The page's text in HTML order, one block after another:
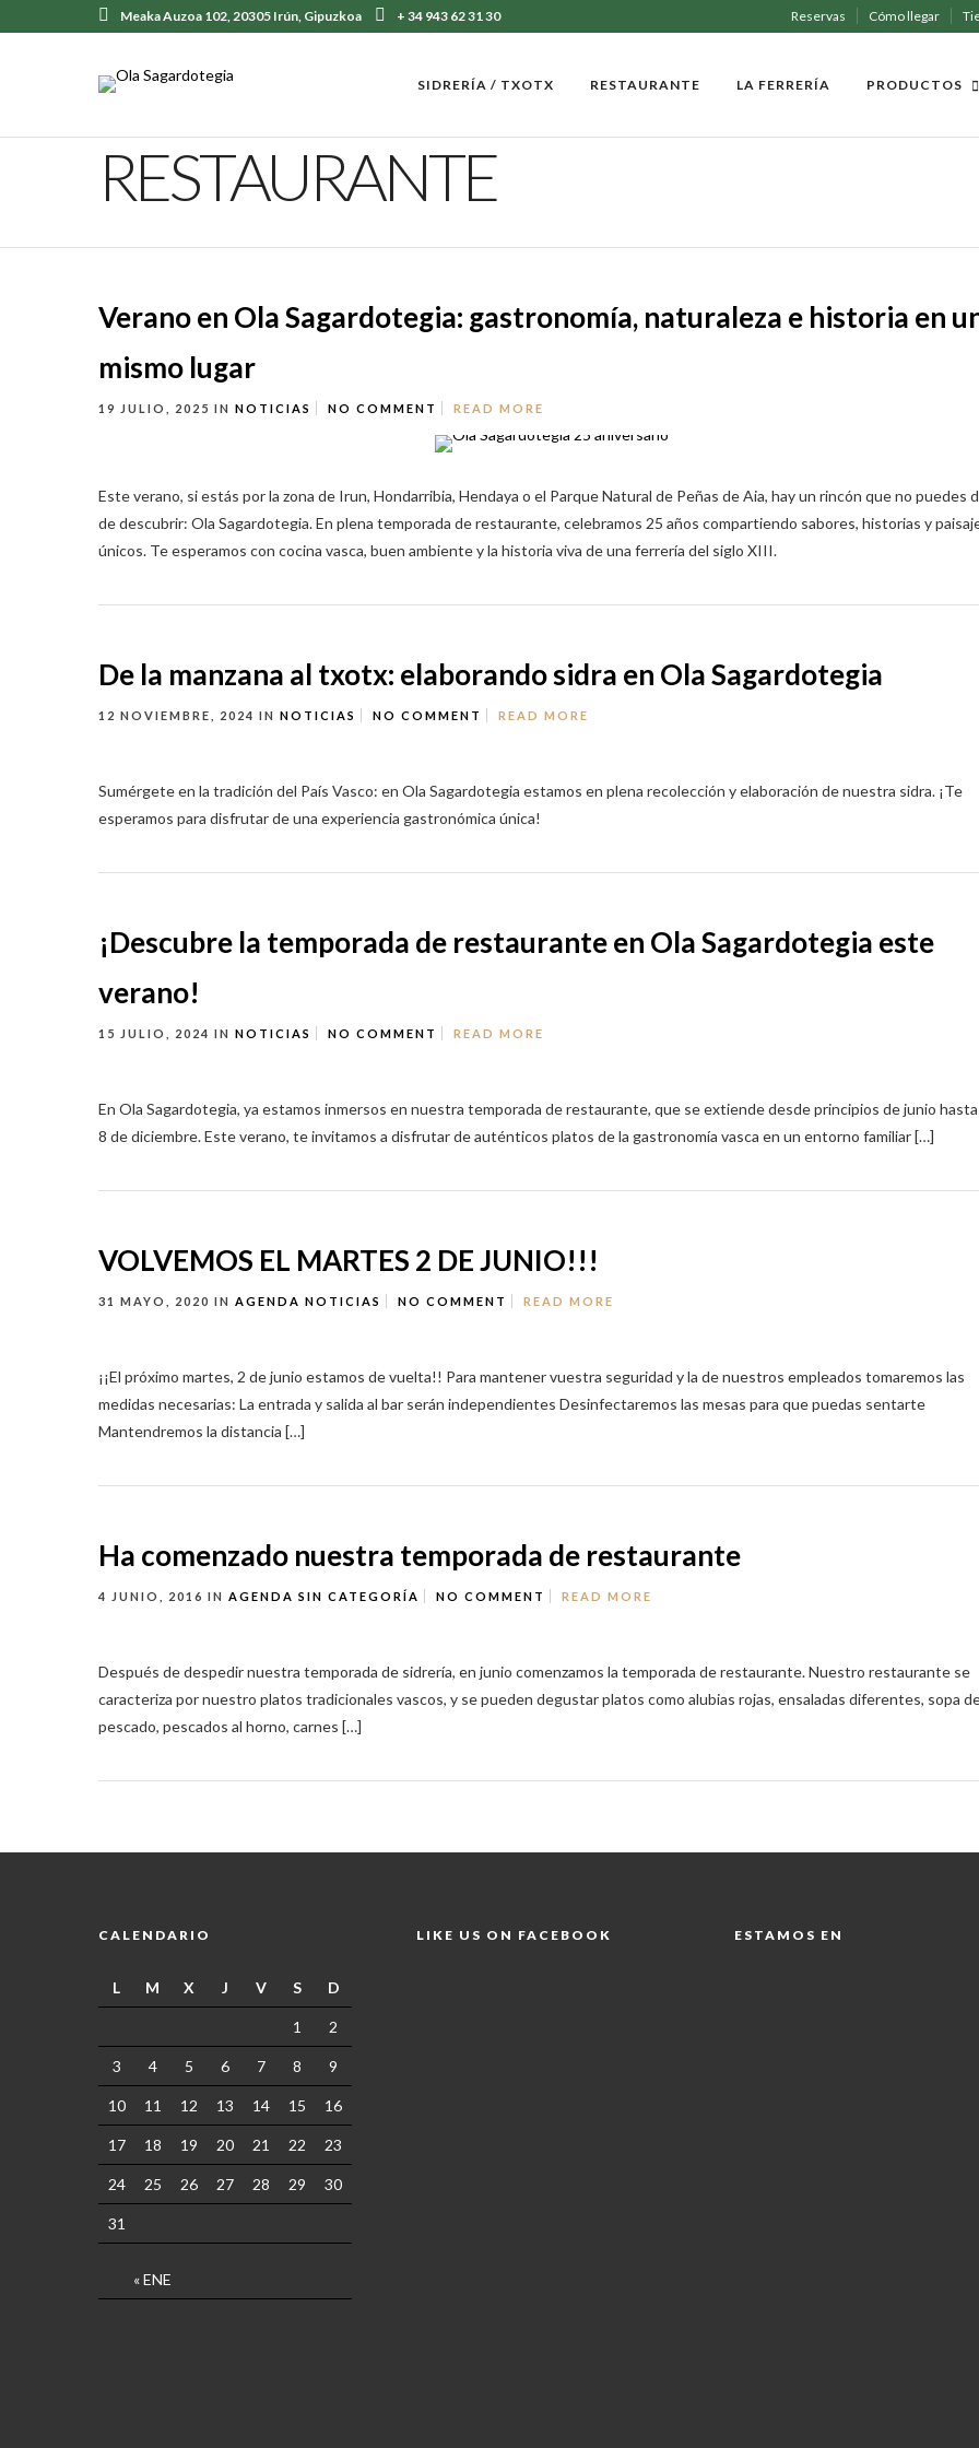
Reservas Cómo llegar
Meaka Auzoa 102, 20305 Irún, Gipuzkoa + 34 943 62 31 30
SIDRERÍA / TXOTX RESTAURANTE LA FERRERÍA PRODUCTOS
RESTAURANTE
Verano en Ola Sagardotegia: gastronomía, naturaleza e historia en
mismo lugar
19 JULIO, 2025 IN NOTICIAS NO COMMENT READ MORE
Este verano, si estás por la zona de Irun, Hondarribia, Hendaya o el Parque Natural de Peñas de Aia, hay un rincón que no puedes
de descubrir: Ola Sagardotegia. En plena temporada de restaurante, celebramos 25 años compartiendo sabores, historias y
únicos. Te esperamos con cocina vasca, buen ambiente y la historia viva de una ferrería del siglo XIII.
De la manzana al txotx: elaborando sidra en Ola Sagardotegia
12 NOVIEMBRE, 2024 IN NOTICIAS NO COMMENT READ MORE
Sumérgete en la tradición del País Vasco: en Ola Sagardotegia estamos en plena recolección y elaboración de nuestra sidra. ¡Te
esperamos para disfrutar de una experiencia gastronómica única!
¡Descubre la temporada de restaurante en Ola Sagardotegia este
verano!
15 JULIO, 2024 IN NOTICIAS NO COMMENT READ MORE
En Ola Sagardotegia, ya estamos inmersos en nuestra temporada de restaurante, que se extiende desde principios de junio
8 de diciembre. Este verano, te invitamos a disfrutar de auténticos platos de la gastronomía vasca en un entorno familiar […]
VOLVEMOS EL MARTES 2 DE JUNIO!!!
31 MAYO, 2020 IN AGENDA NOTICIAS NO COMMENT READ MORE
¡¡El próximo martes, 2 de junio estamos de vuelta!! Para mantener vuestra seguridad y la de nuestros empleados tomaremos las
medidas necesarias: La entrada y salida al bar serán independientes Desinfectaremos las mesas para que puedas sentarte
Mantendremos la distancia […]
Ha comenzado nuestra temporada de restaurante
4 JUNIO, 2016 IN AGENDA SIN CATEGORÍA NO COMMENT READ MORE
Después de despedir nuestra temporada de sidrería, en junio comenzamos la temporada de restaurante. Nuestro restaurante se
caracteriza por nuestro platos tradicionales vascos, y se pueden degustar platos como alubias rojas, ensaladas diferentes, sopa
pescado, pescados al horno, carnes […]
CALENDARIO
L M X J V S D
« ENE
1 2
3 4 5 6 7 8 9
10 11 12 13 14 15 16
17 18 19 20 21 22 23
24 25 26 27 28 29 30
31
LIKE US ON FACEBOOK ESTAMOS EN